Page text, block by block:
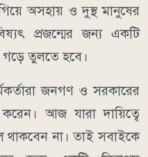
অসহায় ও দুস্থ মানুষের
প্রজন্মের জন্য একটি
গড়ে তুলতে হবে।
জনগণ ও সরকারের
আজ যারা দায়িত্বে
না। তাই সবাইকে